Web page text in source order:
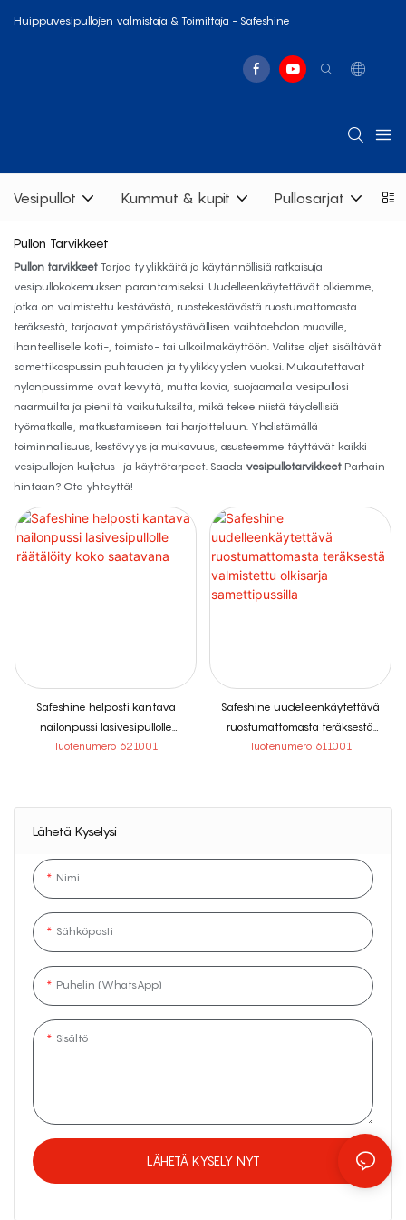
Huippuvesipullojen valmistaja & Toimittaja - Safeshine
Vesipullot Kummut & kupit Pullosarjat
Pullon Tarvikkeet
Pullon tarvikkeet Tarjoa tyylikkäitä ja käytännöllisiä ratkaisuja
vesipullokokemuksen parantamiseksi. Uudelleenkäytettävät olkiemme,
jotka on valmistettu kestävästä, ruostekestävästä ruostumattomasta
teräksestä, tarjoavat ympäristöystävällisen vaihtoehdon muoville,
ihanteelliselle koti-, toimisto- tai ulkoilmakäyttöön. Valitse oljet sisältävät
samettikaspussin puhtauden ja tyylikkyyden vuoksi. Mukautettavat
nylonpussimme ovat kevyitä, mutta kovia, suojaamalla vesipullosi
naarmuilta ja pieniltä vaikutuksilta, mikä tekee niistä täydellisiä
työmatkalle, matkustamiseen tai harjoitteluun. Yhdistämällä
toiminnallisuus, kestävyys ja mukavuus, asusteemme täyttävät kaikki
vesipullojen kuljetus- ja käyttötarpeet. Saada vesipullotarvikkeet Parhain
hintaan? Ota yhteyttä!
Lähetä Kyselysi
Nimi
Sähköposti
Puhelin (WhatsApp)
Sisältö
LÄHETÄ KYSELY NYT
Safeshine helposti kantava
nailonpussi lasivesipullolle
räätälöity koko saatavana
Tuotenumero 621001
Safeshine uudelleenkäytettävä
ruostumattomasta teräksestä
valmistettu olkisarja samettipussilla
Tuotenumero 611001